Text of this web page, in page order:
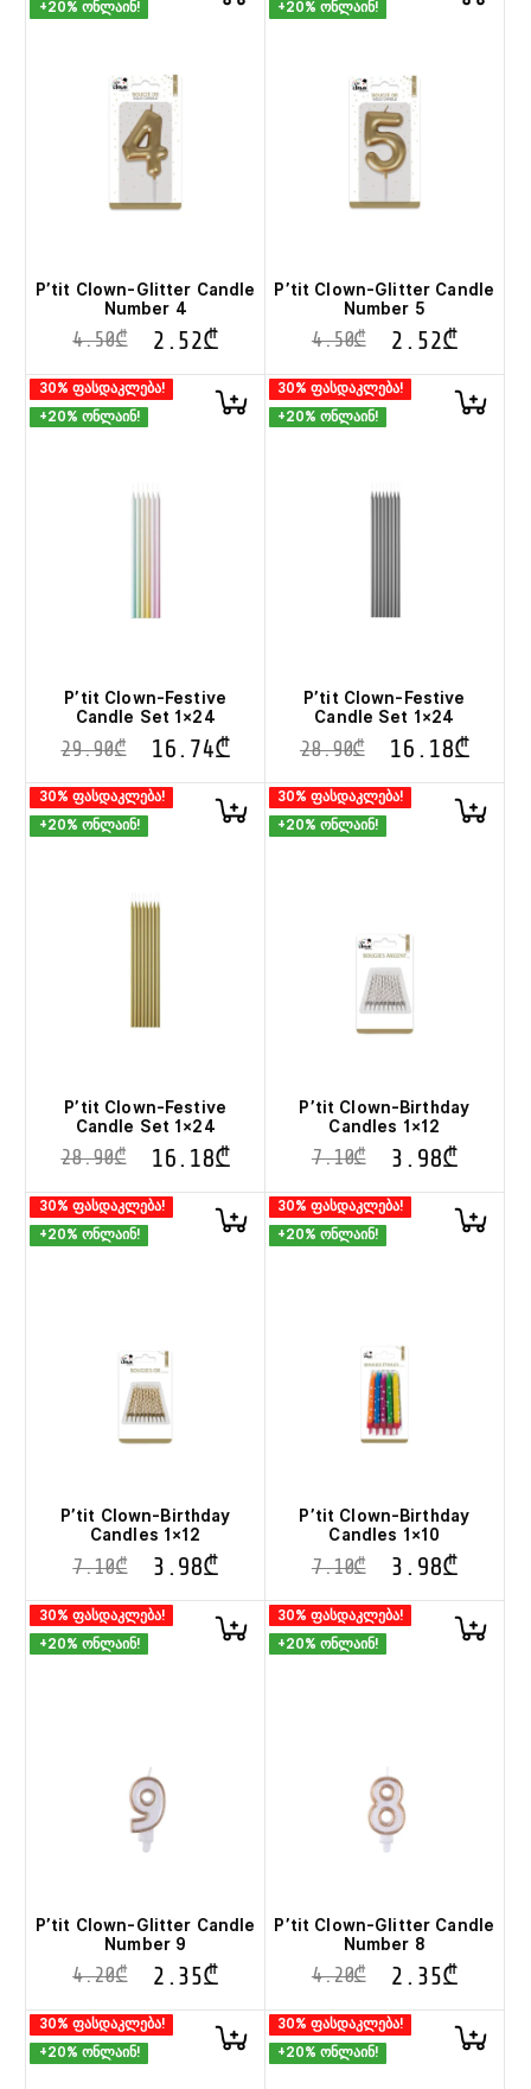
+20% ონლაინ!
P’tit Clown-Glitter Candle
Number 4
4.50₾ 2.52₾
+20% ონლაინ!
P’tit Clown-Glitter Candle
Number 5
4.50₾ 2.52₾
30% ფასდაკლება!
+20% ონლაინ!
P’tit Clown-Festive
Candle Set 1×24
29.90₾ 16.74₾
30% ფასდაკლება!
+20% ონლაინ!
P’tit Clown-Festive
Candle Set 1×24
28.90₾ 16.18₾
30% ფასდაკლება!
+20% ონლაინ!
P’tit Clown-Festive
Candle Set 1×24
28.90₾ 16.18₾
30% ფასდაკლება!
+20% ონლაინ!
P’tit Clown-Birthday
Candles 1×12
7.10₾ 3.98₾
30% ფასდაკლება!
+20% ონლაინ!
P’tit Clown-Birthday
Candles 1×12
7.10₾ 3.98₾
30% ფასდაკლება!
+20% ონლაინ!
P’tit Clown-Birthday
Candles 1×10
7.10₾ 3.98₾
30% ფასდაკლება!
+20% ონლაინ!
P’tit Clown-Glitter Candle
Number 9
4.20₾ 2.35₾
30% ფასდაკლება!
+20% ონლაინ!
P’tit Clown-Glitter Candle
Number 8
4.20₾ 2.35₾
30% ფასდაკლება!
+20% ონლაინ!
30% ფასდაკლება!
+20% ონლაინ!